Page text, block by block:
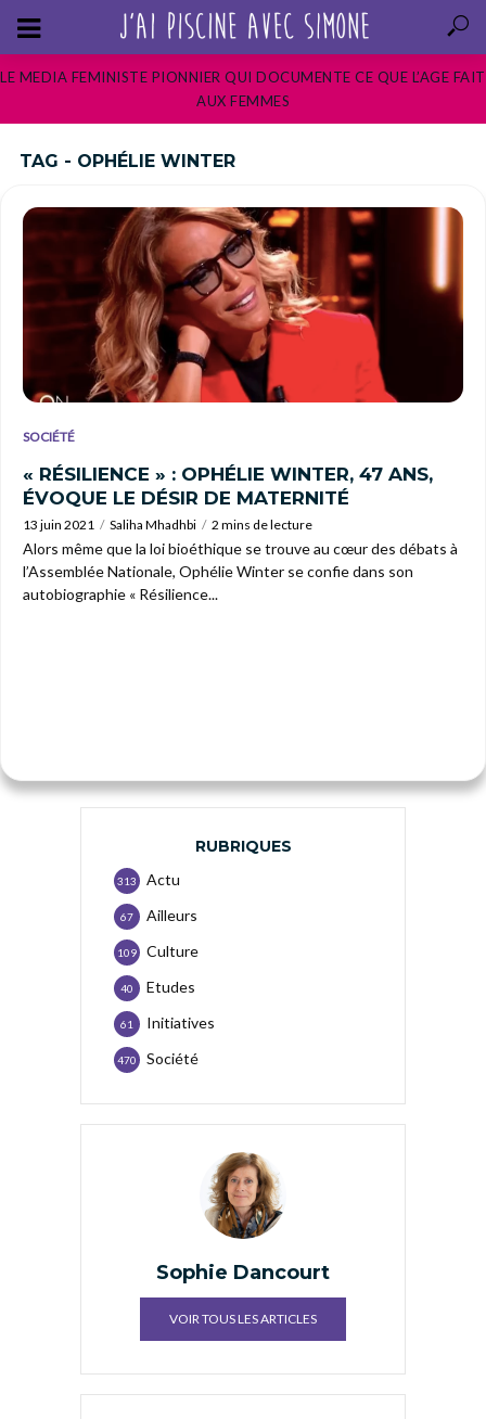
LE MEDIA FEMINISTE PIONNIER QUI DOCUMENTE CE QUE L’AGE FAIT
AUX FEMMES
TAG - OPHÉLIE WINTER
SOCIÉTÉ
« RÉSILIENCE » : OPHÉLIE WINTER, 47 ANS,
ÉVOQUE LE DÉSIR DE MATERNITÉ
13 juin 2021 Saliha Mhadhbi 2 mins de lecture
Alors même que la loi bioéthique se trouve au cœur des débats à
l’Assemblée Nationale, Ophélie Winter se confie dans son
autobiographie « Résilience...
RUBRIQUES
Actu
313
Ailleurs
67
Culture
109
Etudes
40
Initiatives
61
Société
470
Sophie Dancourt
VOIR TOUS LES ARTICLES